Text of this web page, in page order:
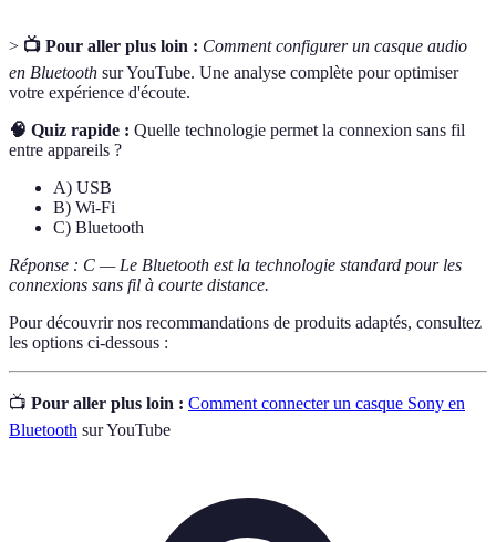
> 📺 Pour aller plus loin : Comment configurer un casque audio
en Bluetooth sur YouTube. Une analyse complète pour optimiser
votre expérience d'écoute.
🧠 Quiz rapide : Quelle technologie permet la connexion sans fil
entre appareils ?
A) USB
B) Wi-Fi
C) Bluetooth
Réponse : C — Le Bluetooth est la technologie standard pour les
connexions sans fil à courte distance.
Pour découvrir nos recommandations de produits adaptés, consultez
les options ci-dessous :
📺 Pour aller plus loin : Comment connecter un casque Sony en
Bluetooth sur YouTube